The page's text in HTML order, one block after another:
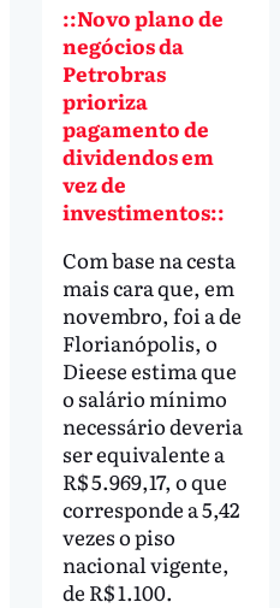
::Novo plano de
negócios da
Petrobras
prioriza
pagamento de
dividendos em
vez de
investimentos::
Com base na cesta
mais cara que, em
novembro, foi a de
Florianópolis, o
Dieese estima que
o salário mínimo
necessário deveria
ser equivalente a
R$ 5.969,17, o que
corresponde a 5,42
vezes o piso
nacional vigente,
de R$ 1.100.